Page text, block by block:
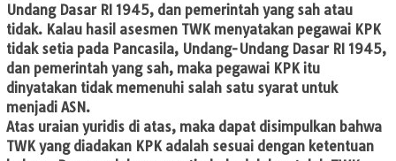
Undang Dasar RI 1945, dan pemerintah yang sah atau
tidak. Kalau hasil asesmen TWK menyatakan pegawai KPK
tidak setia pada Pancasila, Undang-Undang Dasar RI 1945,
dan pemerintah yang sah, maka pegawai KPK itu
dinyatakan tidak memenuhi salah satu syarat untuk
menjadi ASN.
Atas uraian yuridis di atas, maka dapat disimpulkan bahwa
TWK yang diadakan KPK adalah sesuai dengan ketentuan